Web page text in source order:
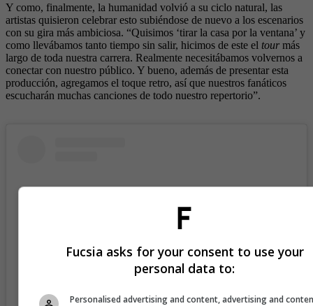
Y como, finalmente, la humanidad volvió a su ciclo natural, las
artistas quisieron celebrar esto subiéndose de nuevo a los escenarios
con su gira más ambiciosa. “Quisimos ‘tirar la casa por la ventana’ y
como llevábamos tanto tiempo sin salir, hicimos de este el tour más
largo de toda nuestra carrera. Realmente necesitábamos volvernos a
conectar con nuestro público. Y bueno, además de presentar esta
producción, agregamos el toque retro, así que nuestros fanáticos
escucharán muchas canciones de todo nuestro repertorio”.
Fucsia asks for your consent to use your
personal data to:
Personalised advertising and content, advertising and